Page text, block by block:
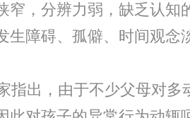
窄，分辨力弱，缺乏认知
生障碍、孤僻、时间观念
指出，由于不少父母对多